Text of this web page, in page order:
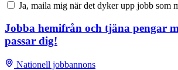
Ja, maila mig när det dyker upp jobb som
Jobba hemifrån och tjäna pengar
passar dig!
Nationell jobbannons